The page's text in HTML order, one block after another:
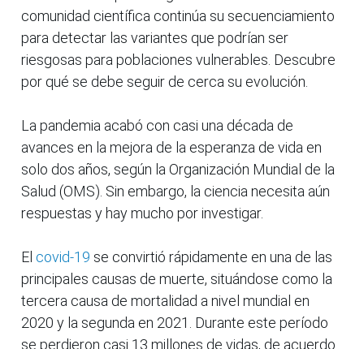
comunidad científica continúa su secuenciamiento
para detectar las variantes que podrían ser
riesgosas para poblaciones vulnerables. Descubre
por qué se debe seguir de cerca su evolución.
La pandemia acabó con casi una década de
avances en la mejora de la esperanza de vida en
solo dos años, según la Organización Mundial de la
Salud (OMS). Sin embargo, la ciencia necesita aún
respuestas y hay mucho por investigar.
El covid-19 se convirtió rápidamente en una de las
principales causas de muerte, situándose como la
tercera causa de mortalidad a nivel mundial en
2020 y la segunda en 2021. Durante este período
se perdieron casi 13 millones de vidas, de acuerdo